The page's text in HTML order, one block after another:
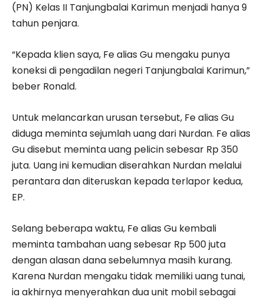
(PN) Kelas II Tanjungbalai Karimun menjadi hanya 9
tahun penjara.
“Kepada klien saya, Fe alias Gu mengaku punya
koneksi di pengadilan negeri Tanjungbalai Karimun,”
beber Ronald.
Untuk melancarkan urusan tersebut, Fe alias Gu
diduga meminta sejumlah uang dari Nurdan. Fe alias
Gu disebut meminta uang pelicin sebesar Rp 350
juta. Uang ini kemudian diserahkan Nurdan melalui
perantara dan diteruskan kepada terlapor kedua,
EP.
Selang beberapa waktu, Fe alias Gu kembali
meminta tambahan uang sebesar Rp 500 juta
dengan alasan dana sebelumnya masih kurang.
Karena Nurdan mengaku tidak memiliki uang tunai,
ia akhirnya menyerahkan dua unit mobil sebagai